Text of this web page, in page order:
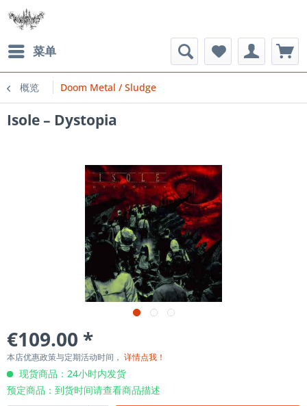
菜单
概览 Doom Metal / Sludge
Isole ‎– Dystopia
€109.00 *
本店优惠政策与定期活动时间， 详情点我！
现货商品：24小时内发货
预定商品：到货时间请查看商品描述